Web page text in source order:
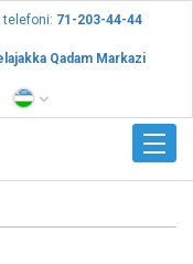
telefoni: 71-203-44-44
Qadam Markazi